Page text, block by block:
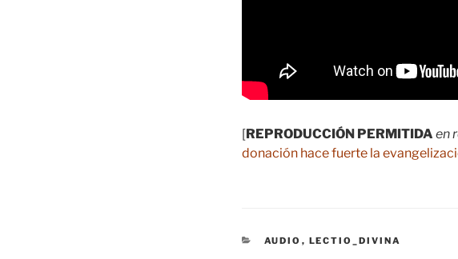
[REPRODUCCIÓN PERMITIDA en
donación hace fuerte la
CATEGORÍAS
AUDIO , LECTIO_DIVINA